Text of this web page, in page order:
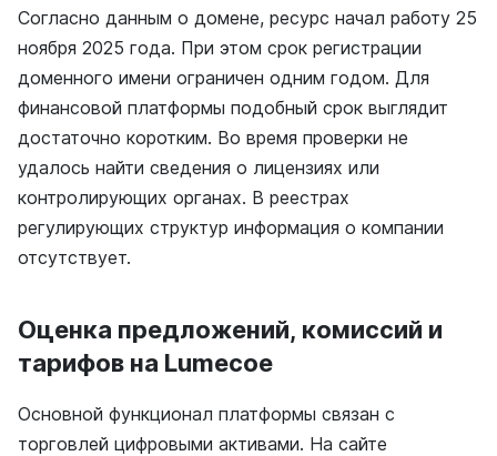
Согласно данным о домене, ресурс начал работу 25
ноября 2025 года. При этом срок регистрации
доменного имени ограничен одним годом. Для
финансовой платформы подобный срок выглядит
достаточно коротким. Во время проверки не
удалось найти сведения о лицензиях или
контролирующих органах. В реестрах
регулирующих структур информация о компании
отсутствует.
Оценка предложений, комиссий и
тарифов на Lumecoe
Основной функционал платформы связан с
торговлей цифровыми активами. На сайте